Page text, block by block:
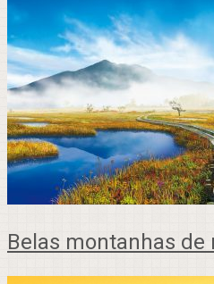
Belas montanhas de